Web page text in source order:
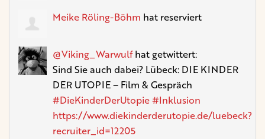
Meike Röling-Böhm hat reserviert
@Viking_Warwulfhat getwittert:
Sind Sie auch dabei? Lübeck: DIE KINDER
DER UTOPIE – Film & Gespräch
#DieKinderDerUtopie#Inklusion
https://www.diekinderderutopie.de/luebeck?
recruiter_id=12205